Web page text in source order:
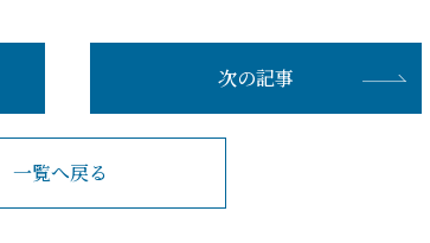
次の記事
一覧へ戻る